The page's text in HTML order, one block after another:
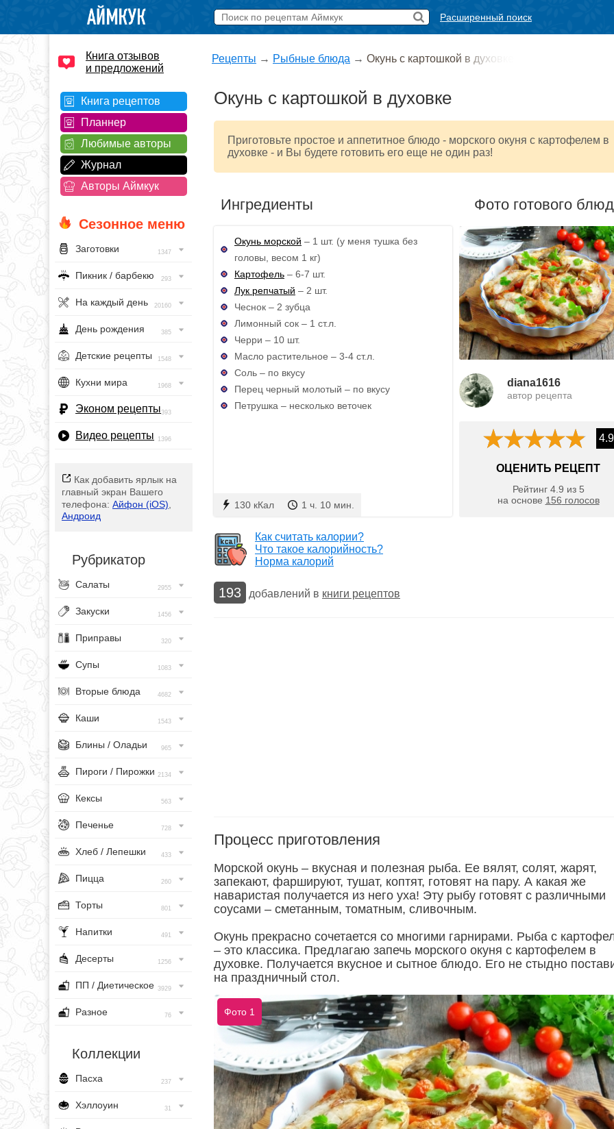
Расширенный поиск
Книга отзывов
и предложений
Книга рецептов
Планнер
Любимые авторы
Журнал
Авторы Аймкук
Сезонное меню
Заготовки 1347
Пикник / барбекю 293
На каждый день 20160
День рождения 385
Детские рецепты 1548
Кухни мира 1968
Эконом рецепты393
Видео рецепты 1396
Как добавить ярлык на
главный экран Вашего
телефона: Айфон (iOS)
Андроид
Рубрикатор
Салаты 2955
Закуски 1456
Приправы 320
Супы 1083
Вторые блюда 4682
Каши 1543
Блины / Оладьи 965
Пироги / Пирожки 2134
Кексы 563
Печенье 728
Хлеб / Лепешки 433
Пицца 260
Торты 801
Напитки 491
Десерты 1256
ПП / Диетическое 3929
Разное 76
Коллекции
Пасха 237
Хэллоуин 31
Рецепты → Рыбные блюда → Окунь с картошкой в духовке
Окунь с картошкой в духовке
Приготовьте простое и аппетитное блюдо - морского окуня с картофелем в
духовке - и Вы будете готовить его еще не один раз!
Ингредиенты
Окунь морской – 1 шт. (у меня тушка без
головы, весом 1 кг)
Картофель – 6-7 шт.
Лук репчатый – 2 шт.
Чеснок – 2 зубца
Лимонный сок – 1 ст.л.
Черри – 10 шт.
Масло растительное – 3-4 ст.л.
Соль – по вкусу
Перец черный молотый – по вкусу
Петрушка – несколько веточек
130 кКал 1 ч. 10 мин.
Фото готового
diana1616
автор рецепта
4.9
ОЦЕНИТЬ РЕЦЕПТ
Рейтинг 4.9 из 5
на основе 156 голосов
Как считать калории?
Что такое калорийность?
Норма калорий
193 добавлений в книги рецептов
Процесс приготовления
Морской окунь – вкусная и полезная рыба. Ее вялят, солят, жарят,
запекают, фаршируют, тушат, коптят, готовят на пару. А какая же
наваристая получается из него уха! Эту рыбу готовят с различными
соусами – сметанным, томатным, сливочным.
Окунь прекрасно сочетается со многими гарнирами. Рыба с
– это классика. Предлагаю запечь морского окуня с картофелем в
духовке. Получается вкусное и сытное блюдо. Его не стыдно
на праздничный стол.
Фото 1